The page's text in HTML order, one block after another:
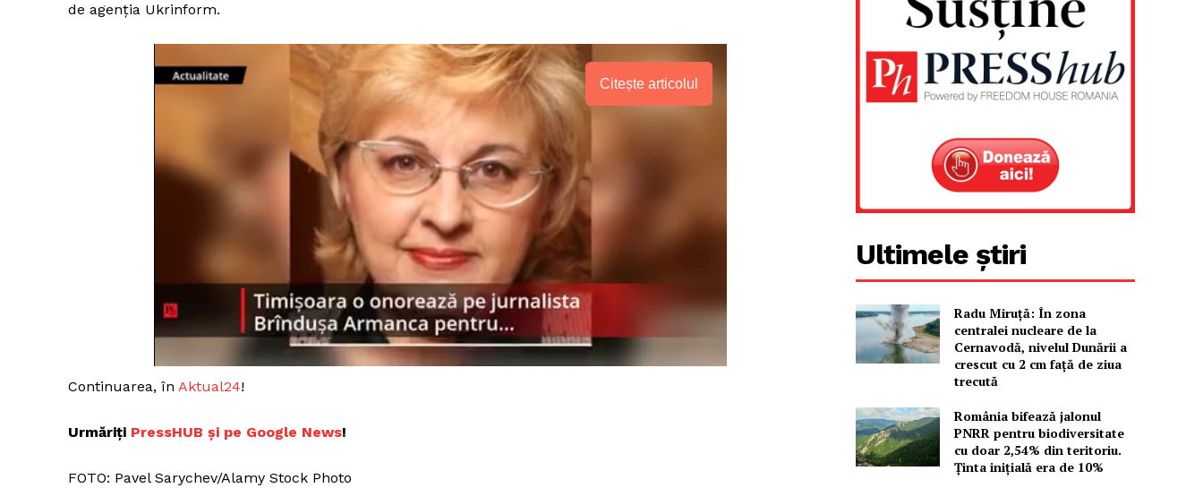
PRESShub
de agenția Ukrinform.
Citește articolul
Continuarea, în Aktual24!
Urmăriți PressHUB și pe Google News!
FOTO: Pavel Sarychev/Alamy Stock Photo
Ultimele știri
Radu Miruţă: În zona
centralei nucleare de la
Cernavodă, nivelul Dunării a
crescut cu 2 cm faţă de ziua
trecută
România bifează jalonul
PNRR pentru biodiversitate
cu doar 2,54% din teritoriu.
Ținta inițială era de 10%